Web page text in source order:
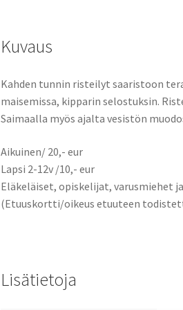
Kuvaus
Kahden tunnin risteilyt saaristoon
maisemissa, kipparin selostuksin.
Saimaalla myös ajalta vesistön
Aikuinen/ 20,- eur
Lapsi 2-12v /10,- eur
Eläkeläiset, opiskelijat, varusmiehet
(Etuuskortti/oikeus etuuteen
Lisätietoja